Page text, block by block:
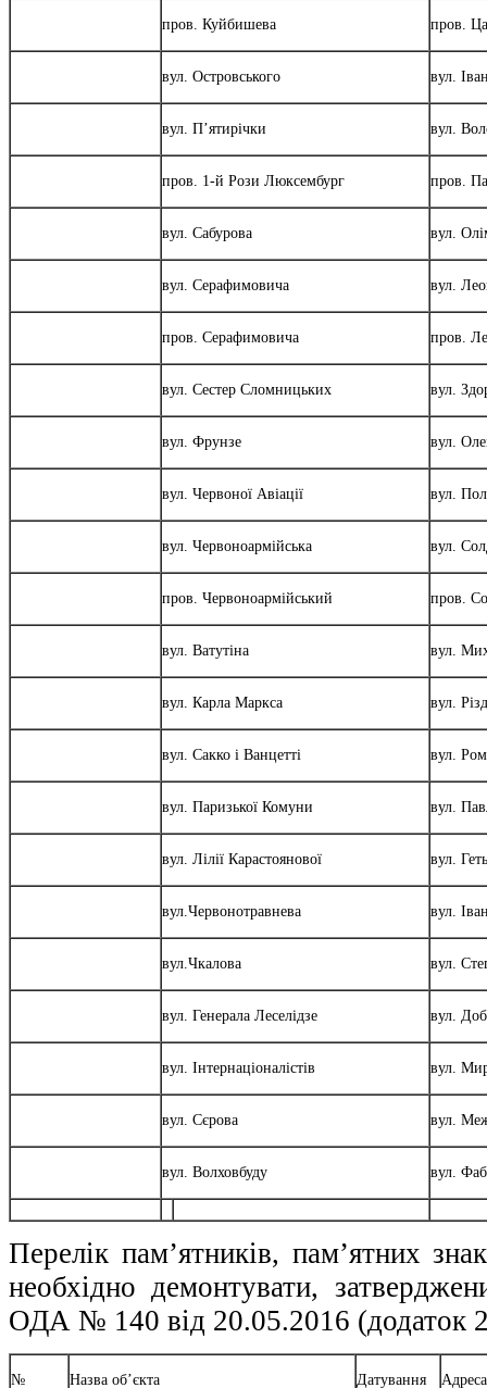
пров. Куйбишева пров.
вул. Островського вул.
вул. П’ятирічки вул.
пров. 1-й Рози Люксембург пров.
вул. Сабурова вул.
вул. Серафимовича вул.
пров. Серафимовича пров.
вул. Сестер Сломницьких вул.
вул. Фрунзе вул.
вул. Червоної Авіації вул.
вул. Червоноармійська вул.
пров. Червоноармійський пров.
вул. Ватутіна вул.
вул. Карла Маркса вул.
вул. Сакко і Ванцетті вул.
вул. Паризької Комуни вул.
вул. Лілії Карастоянової вул.
вул.Червонотравнева вул.
вул.Чкалова вул.
вул. Генерала Леселідзе вул.
вул. Інтернаціоналістів вул.
вул. Сєрова вул.
вул. Волховбуду вул.
Перелік пам’ятників, пам’ятних
необхідно демонтувати,
ОДА № 140 від 20.05.2016 (додаток
№ Назва об’єкта Датування Адреса